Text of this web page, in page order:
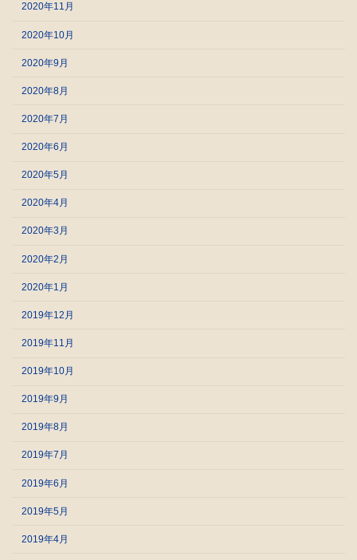
2020年11月
2020年10月
2020年9月
2020年8月
2020年7月
2020年6月
2020年5月
2020年4月
2020年3月
2020年2月
2020年1月
2019年12月
2019年11月
2019年10月
2019年9月
2019年8月
2019年7月
2019年6月
2019年5月
2019年4月